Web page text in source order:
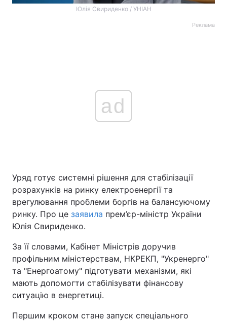
Головна
Україна Політика
Економіка
Спорт Наука
Юлія Свириденко / УНІАН
Реклама
ad
Уряд готує системні рішення для стабілізації
розрахунків на ринку електроенергії та
врегулювання проблеми боргів на балансуючому
ринку. Про це заявила прем’єр-міністр України
Юлія Свириденко.
За її словами, Кабінет Міністрів доручив
профільним міністерствам, НКРЕКП, "Укренерго"
та "Енергоатому" підготувати механізми, які
мають допомогти стабілізувати фінансову
ситуацію в енергетиці.
Першим кроком стане запуск спеціального